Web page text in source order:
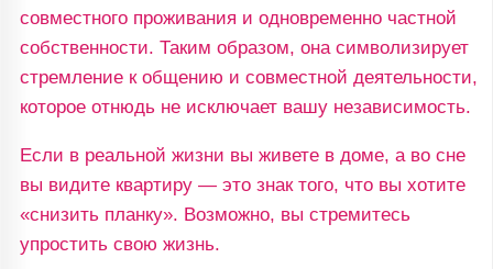
совместного проживания и одновременно частной
собственности. Таким образом, она символизирует
стремление к общению и совместной деятельности,
которое отнюдь не исключает вашу независимость.
Если в реальной жизни вы живете в доме, а во сне
вы видите квартиру — это знак того, что вы хотите
«снизить планку». Возможно, вы стремитесь
упростить свою жизнь.